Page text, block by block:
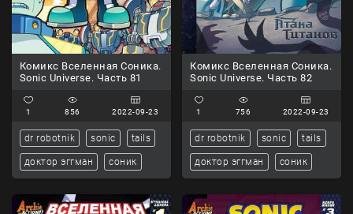
Комикс Вселенная Соника.
Sonic Universe. Часть 81
1 856 2022-09-23
dr robotnik sonic tails
доктор эггман соник
Комикс Вселенная Соника.
Sonic Universe. Часть 82
1 756 2022-09-23
dr robotnik sonic tails
доктор эггман соник